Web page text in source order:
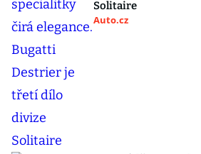
Solitaire
Auto.cz